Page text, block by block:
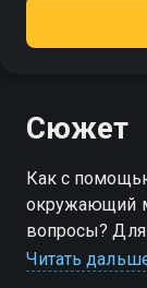
Сюжет
Как с
окружающий
вопросы? Для
ней, чтобы
Читать